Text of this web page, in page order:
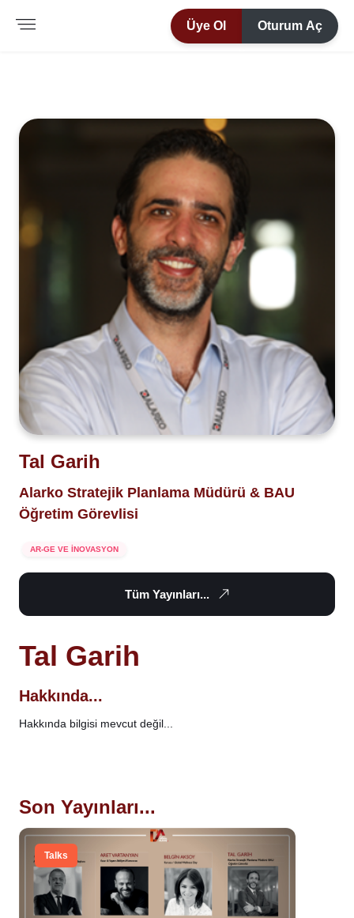
Üye Ol Oturum Aç
Tal Garih
Alarko Stratejik Planlama Müdürü & BAU
Öğretim Görevlisi
AR-GE VE İNOVASYON
Tüm Yayınları...
Tal Garih
Hakkında...
Hakkında bilgisi mevcut değil...
Son Yayınları...
Talks